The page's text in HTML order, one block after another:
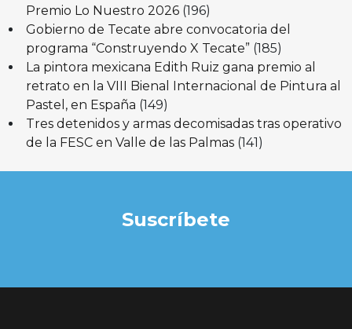
Premio Lo Nuestro 2026 (196)
Gobierno de Tecate abre convocatoria del
programa “Construyendo X Tecate” (185)
La pintora mexicana Edith Ruiz gana premio al
retrato en la VIII Bienal Internacional de Pintura al
Pastel, en España (149)
Tres detenidos y armas decomisadas tras operativo
de la FESC en Valle de las Palmas (141)
Suscríbete